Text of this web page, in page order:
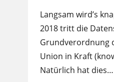
Langsam wird’s
2018 tritt die
Grundverordnung
Union in Kraft
Natürlich hat dies…